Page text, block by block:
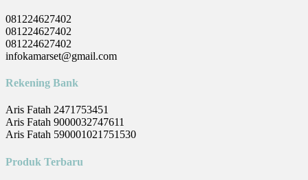
081224627402
081224627402
081224627402
infokamarset@gmail.com
Rekening Bank
Aris Fatah 2471753451
Aris Fatah 9000032747611
Aris Fatah 590001021751530
Produk Terbaru